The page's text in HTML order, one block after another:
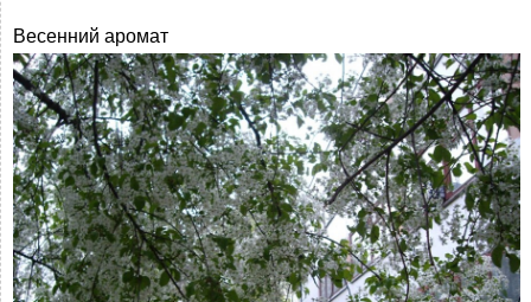
Весенний аромат